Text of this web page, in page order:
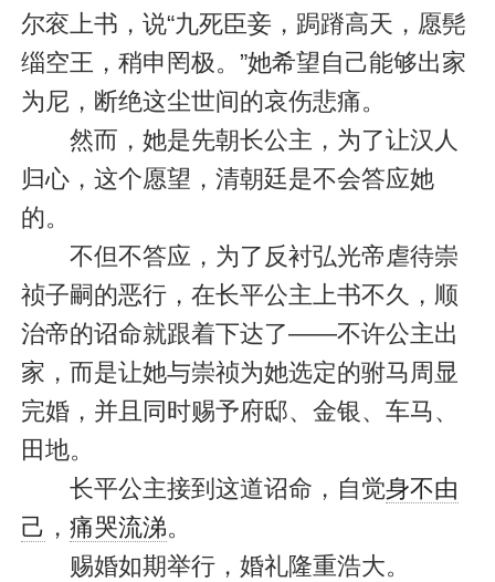
尔衮上书，说“九死臣妾，跼蹐高天，愿髡
缁空王，稍申罔极。”她希望自己能够出家
为尼，断绝这尘世间的哀伤悲痛。
然而，她是先朝长公主，为了让汉人
归心，这个愿望，清朝廷是不会答应她
的。
不但不答应，为了反衬弘光帝虐待崇
祯子嗣的恶行，在长平公主上书不久，顺
治帝的诏命就跟着下达了——不许公主出
家，而是让她与崇祯为她选定的驸马周显
完婚，并且同时赐予府邸、金银、车马、
田地。
长平公主接到这道诏命，自觉身不由
己 ， 痛哭流涕。
赐婚如期举行，婚礼隆重浩大。